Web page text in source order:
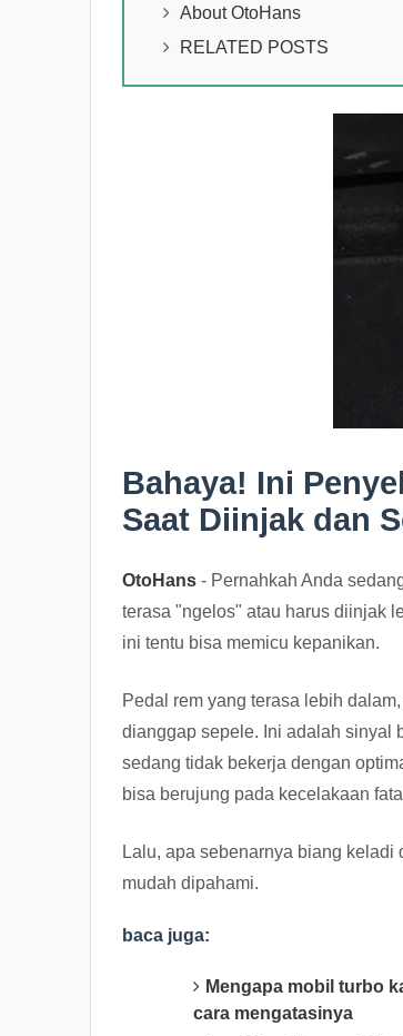
About OtoHans
RELATED POSTS
Bahaya! Ini
Saat Diinjak dan
OtoHans - Pernahkah Anda
terasa "ngelos" atau harus diinjak
ini tentu bisa memicu kepanikan.
Pedal rem yang terasa lebih
dianggap sepele. Ini adalah sinyal
sedang tidak bekerja dengan
bisa berujung pada kecelakaan
Lalu, apa sebenarnya biang
mudah dipahami.
baca juga:
Mengapa mobil turbo
cara mengatasinya